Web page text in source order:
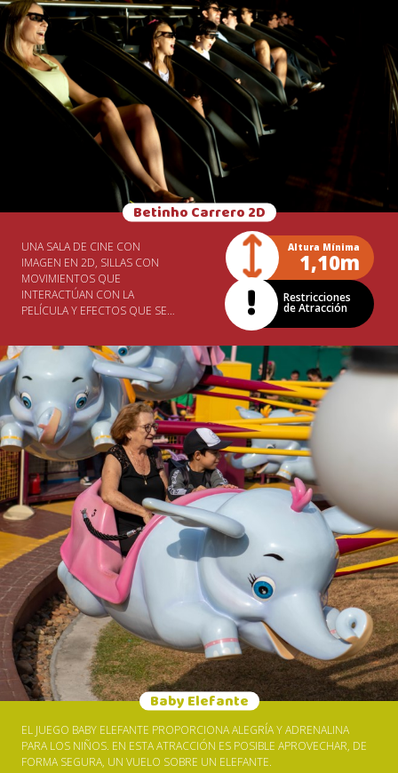
Betinho Carrero 2D
UNA SALA DE CINE CON
IMAGEN EN 2D, SILLAS CON
MOVIMIENTOS QUE
INTERACTÚAN CON LA
PELÍCULA Y EFECTOS QUE SE
SENSACIONES DEL CUERPO.
UNA PELÍCULA CON MUCHA
AVENTURA Y ADRENALINA
PARA TODA LA FAMILIA. ¡VENGA
A VIVIR ESA EXPERIENCIA!
Altura Mínima
1,10m
Restricciones
de Atracción
Baby Elefante
EL JUEGO BABY ELEFANTE PROPORCIONA ALEGRÍA Y ADRENALINA
PARA LOS NIÑOS. EN ESTA ATRACCIÓN ES POSIBLE APROVECHAR, DE
FORMA SEGURA, UN VUELO SOBRE UN ELEFANTE.